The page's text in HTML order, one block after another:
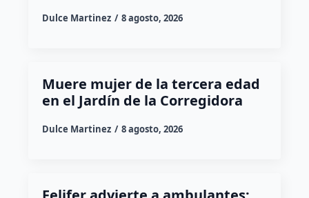
Dulce Martinez 8 agosto, 2026
Muere mujer de la tercera edad
en el Jardín de la Corregidora
Dulce Martinez 8 agosto, 2026